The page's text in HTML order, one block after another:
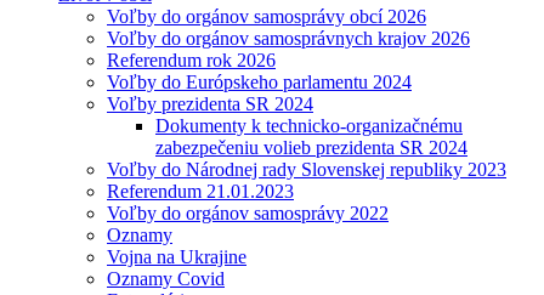
Voľby do orgánov samosprávy obcí 2026
Voľby do orgánov samosprávnych krajov 2026
Referendum rok 2026
Voľby do Európskeho parlamentu 2024
Voľby prezidenta SR 2024
Dokumenty k technicko-organizačnému
zabezpečeniu volieb prezidenta SR 2024
Voľby do Národnej rady Slovenskej republiky 2023
Referendum 21.01.2023
Voľby do orgánov samosprávy 2022
Oznamy
Vojna na Ukrajine
Oznamy Covid